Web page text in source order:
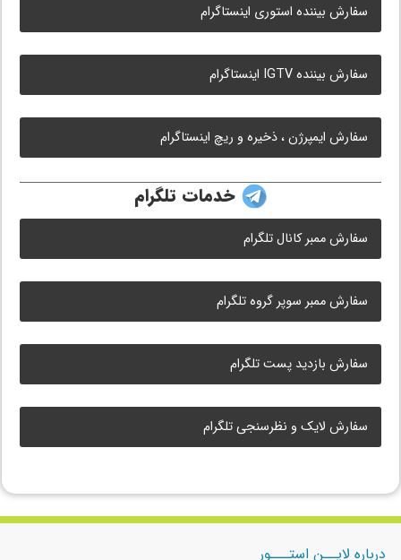
سفارش بیننده استوری اینستاگرام
سفارش بیننده IGTV اینستاگرام
سفارش ایمپرژن ، ذخیره و ریچ اینستاگرام
خدمات تلگرام
سفارش ممبر کانال تلگرام
سفارش ممبر سوپر گروه تلگرام
سفارش بازدید پست تلگرام
سفارش لایک و نظرسنجی تلگرام